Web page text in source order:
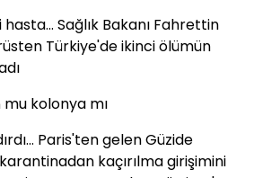
Sağlık Bakanı Fahrettin
Türkiye'de ikinci ölümün
mu kolonya mı
Paris'ten gelen Güzide
kaçırılma girişimini